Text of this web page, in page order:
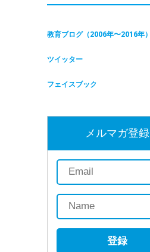
教育ブログ（2006年〜2016年）
ツイッター
フェイスブック
メルマガ登録
登録